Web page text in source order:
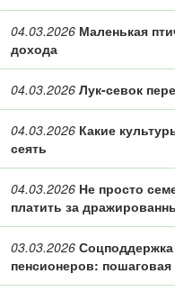
04.03.2026 Маленькая
дохода
04.03.2026 Лук-севок
04.03.2026 Какие
сеять
04.03.2026 Не просто
платить за
03.03.2026
пенсионеров: пошаговая